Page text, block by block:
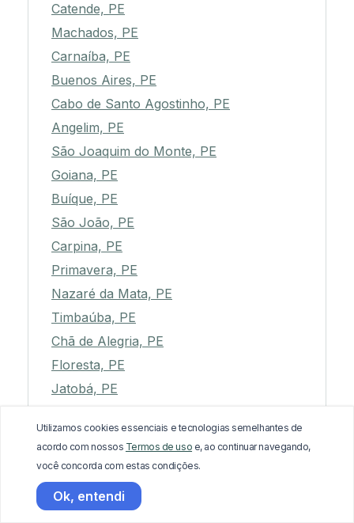
Catende, PE
Machados, PE
Carnaíba, PE
Buenos Aires, PE
Cabo de Santo Agostinho, PE
Angelim, PE
São Joaquim do Monte, PE
Goiana, PE
Buíque, PE
São João, PE
Carpina, PE
Primavera, PE
Nazaré da Mata, PE
Timbaúba, PE
Chã de Alegria, PE
Floresta, PE
Jatobá, PE
Macaparana, PE
Itaíba, PE
Araçoiaba, PE
Betânia, PE
Utilizamos cookies essenciais e tecnologias semelhantes de
acordo com nossos Termos de uso e, ao continuar navegando,
você concorda com estas condições.
Ok, entendi